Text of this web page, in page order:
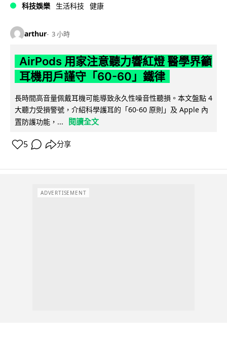
科技娛樂 生活科技 健康
arthur 3 小時
AirPods 用家注意聽力響紅燈 醫學界籲
耳機用戶謹守「60-60」鐵律
長時間高音量佩戴耳機可能導致永久性噪音性聽損。本文盤點 4
大聽力受損警號，介紹科學護耳的「60-60 原則」及 Apple 內
置防護功能，...
閱讀全文
5 分享
ADVERTISEMENT